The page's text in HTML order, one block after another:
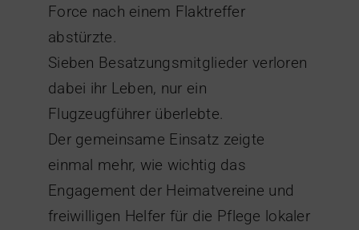
Force nach einem Flaktreffer
abstürzte.
Sieben Besatzungsmitglieder verloren
dabei ihr Leben, nur ein
Flugzeugführer überlebte.
Der gemeinsame Einsatz zeigte
einmal mehr, wie wichtig das
Engagement der Heimatvereine und
freiwilligen Helfer für die Pflege lokaler